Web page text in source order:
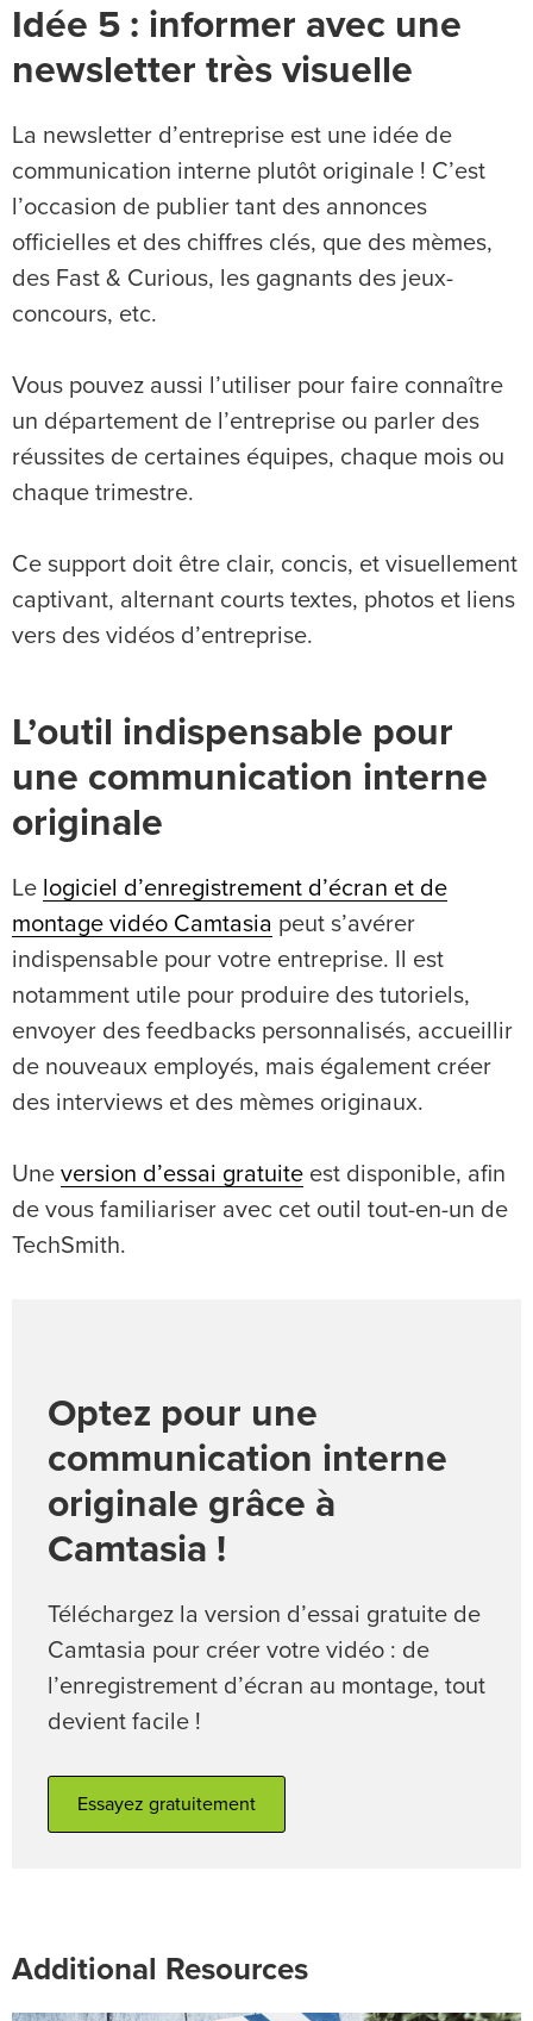
Idée 5 : informer avec une
newsletter très visuelle
La newsletter d’entreprise est une idée de
communication interne plutôt originale ! C’est
l’occasion de publier tant des annonces
officielles et des chiffres clés, que des mèmes,
des Fast & Curious, les gagnants des jeux-
concours, etc.
Vous pouvez aussi l’utiliser pour faire connaître
un département de l’entreprise ou parler des
réussites de certaines équipes, chaque mois ou
chaque trimestre.
Ce support doit être clair, concis, et visuellement
captivant, alternant courts textes, photos et liens
vers des vidéos d’entreprise.
L’outil indispensable pour
une communication interne
originale
Le logiciel d’enregistrement d’écran et de
montage vidéo Camtasia peut s’avérer
indispensable pour votre entreprise. Il est
notamment utile pour produire des tutoriels,
envoyer des feedbacks personnalisés, accueillir
de nouveaux employés, mais également créer
des interviews et des mèmes originaux.
Une version d’essai gratuite est disponible, afin
de vous familiariser avec cet outil tout-en-un de
TechSmith.
Optez pour une
communication interne
originale grâce à
Camtasia !
Téléchargez la version d’essai gratuite de
Camtasia pour créer votre vidéo : de
l’enregistrement d’écran au montage, tout
devient facile !
Essayez gratuitement
Additional Resources